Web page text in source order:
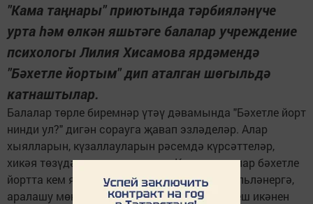
"Кама таңнары" приютында тәрбияләнүче
урта һәм өлкән яшьтәге балалар учреждение
психологы Лилия Хисамова ярдәмендә
"Бәхетле йортым" дип аталган шөгыльдә
катнаштылар.
Балалар төрле биремнәр үтәү дәвамында "Бәхетле йорт
нинди ул?" дигән сорауга җавап эзләделәр. Алар
хыялларын, күзаллауларын рәсемдә күрсәттеләр,
хикәя төзүдә чагылдырдылар. Катнашучылар бәхетле
йортта кем яшәргә, алар нәрсә белән шөгыльләнергә,
аралашу мөнәсәбәтләре нинди булырга тиеш икәнен